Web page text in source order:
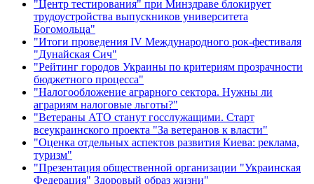
"Центр тестирования" при Минздраве блокирует
трудоустройства выпускников университета
Богомольца"
"Итоги проведения IV Международного рок-фестиваля
"Дунайская Сич"
"Рейтинг городов Украины по критериям прозрачности
бюджетного процесса"
"Налогообложение аграрного сектора. Нужны ли
аграриям налоговые льготы?"
"Ветераны АТО станут госслужащими. Старт
всеукраинского проекта "За ветеранов к власти"
"Оценка отдельных аспектов развития Киева: реклама,
туризм"
"Презентация общественной организации "Украинская
Федерация" Здоровый образ жизни"